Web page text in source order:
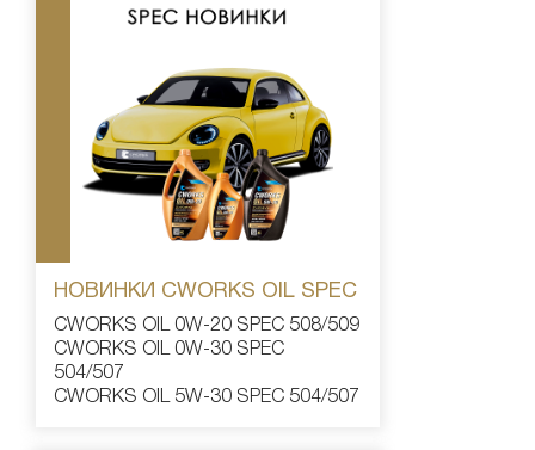
НОВИНКИ CWORKS OIL SPEC
CWORKS OIL 0W-20 SPEC 508/509
CWORKS OIL 0W-30 SPEC
504/507
CWORKS OIL 5W-30 SPEC 504/507